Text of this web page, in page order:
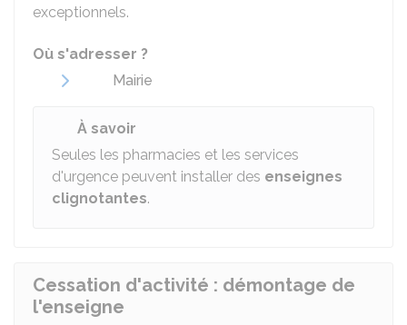
exceptionnels.
Où s'adresser ?
Mairie
À savoir
Seules les pharmacies et les services
d'urgence peuvent installer des enseignes
clignotantes.
Cessation d'activité : démontage de
l'enseigne